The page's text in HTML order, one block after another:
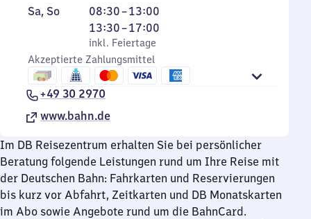
bis
7
Uhr
30
bis
18
Uhr
Samstag
Sa, So,
inkl. Feiertage
08:30–13:00
Von
8
Uhr
30
bis
13
Uhr
13:30–17:00
Von
13
Uhr
30
bis
17
Uhr
inkl. Feiertage
Akzeptierte Zahlungsmittel
+49 30 2970
www.bahn.de
Im DB Reisezentrum erhalten Sie bei persönlicher
Beratung folgende Leistungen rund um Ihre Reise mit
der Deutschen Bahn: Fahrkarten und Reservierungen
bis kurz vor Abfahrt, Zeitkarten und DB Monatskarten
im Abo sowie Angebote rund um die BahnCard.